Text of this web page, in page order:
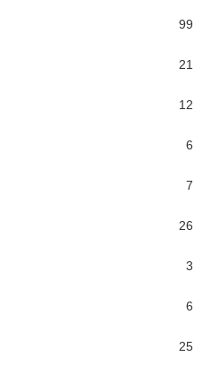
99
21
12
6
7
26
3
6
25